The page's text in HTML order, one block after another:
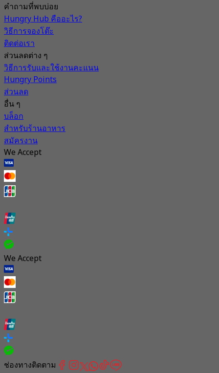
คำถามที่พบบ่อย
Hungry Hub คืออะไร?
วิธีการจองโต๊ะ
ติดต่อเรา
ส่วนลดต่าง ๆ
วิธีการรับและใช้งานคะแนน
Hungry Points
ส่วนลด
อื่น ๆ
บล็อก
สำหรับร้านอาหาร
สมัครงาน
We Accept
We Accept
ช่องทางติดตาม